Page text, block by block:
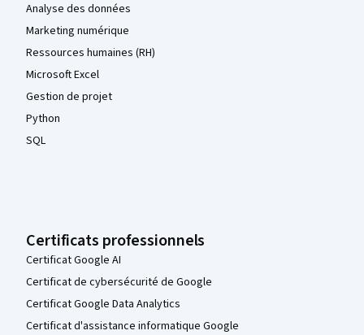
Analyse des données
Marketing numérique
Ressources humaines (RH)
Microsoft Excel
Gestion de projet
Python
SQL
Certificats professionnels
Certificat Google AI
Certificat de cybersécurité de Google
Certificat Google Data Analytics
Certificat d'assistance informatique Google